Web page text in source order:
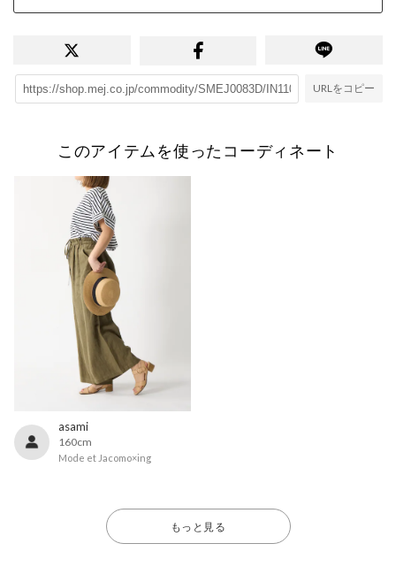
URLをコピー
このアイテムを使ったコーディネート
asami
160cm
Mode et Jacomo×ing
もっと見る